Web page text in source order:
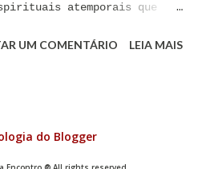
atemporais que
há mais de 1.500 anos por
contemporâneos, elas,
princípios espirituais
UM COMENTÁRIO LEIA MAIS
do Blogger